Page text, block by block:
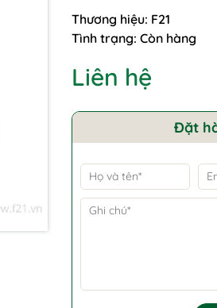
Thương hiệu: F21
Tình trạng: Còn hàng
Liên hệ
Đặt